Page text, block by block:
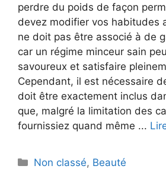
perdre du poids de façon
devez modifier vos habitudes
ne doit pas être associé à de
car un régime minceur sain
savoureux et satisfaire
Cependant, il est nécessaire
doit être exactement inclus
que, malgré la limitation des
fournissiez quand même ...
Catégories
Non classé, Beauté